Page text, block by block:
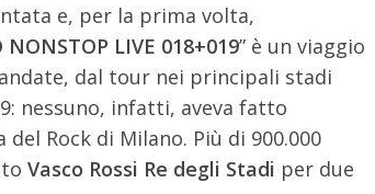
e, per la prima volta,
NONSTOP LIVE 018+019” è un viaggio
dal tour nei principali stadi
nessuno, infatti, aveva fatto
Rock di Milano. Più di 900.000
Vasco Rossi Re degli Stadi per due